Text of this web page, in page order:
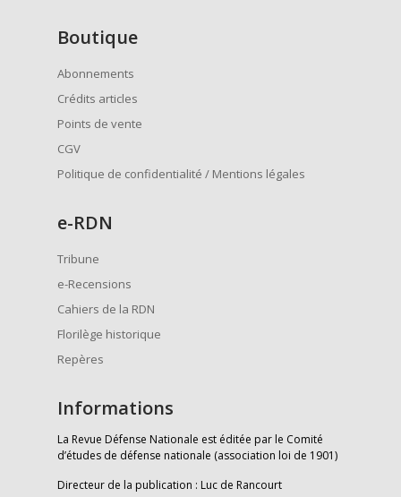
Boutique
Abonnements
Crédits articles
Points de vente
CGV
Politique de confidentialité / Mentions légales
e-RDN
Tribune
e-Recensions
Cahiers de la RDN
Florilège historique
Repères
Informations
La Revue Défense Nationale est éditée par le Comité
d’études de défense nationale (association loi de 1901)
Directeur de la publication : Luc de Rancourt